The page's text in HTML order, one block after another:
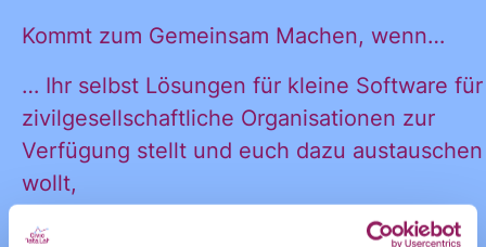
Kommt zum Gemeinsam Machen, wenn…
… Ihr selbst Lösungen für kleine Software für
zivilgesellschaftliche Organisationen zur
Verfügung stellt und euch dazu austauschen
wollt,
… Ihr Kosten sparen wollt, indem ihr Open
und